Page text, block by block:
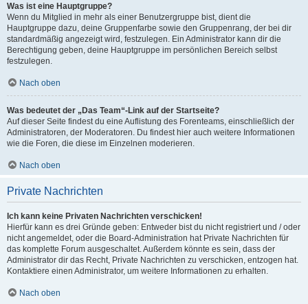
Was ist eine Hauptgruppe?
Wenn du Mitglied in mehr als einer Benutzergruppe bist, dient die
Hauptgruppe dazu, deine Gruppenfarbe sowie den Gruppenrang, der bei dir
standardmäßig angezeigt wird, festzulegen. Ein Administrator kann dir die
Berechtigung geben, deine Hauptgruppe im persönlichen Bereich selbst
festzulegen.
Nach oben
Was bedeutet der „Das Team“-Link auf der Startseite?
Auf dieser Seite findest du eine Auflistung des Forenteams, einschließlich der
Administratoren, der Moderatoren. Du findest hier auch weitere Informationen
wie die Foren, die diese im Einzelnen moderieren.
Nach oben
Private Nachrichten
Ich kann keine Privaten Nachrichten verschicken!
Hierfür kann es drei Gründe geben: Entweder bist du nicht registriert und / oder
nicht angemeldet, oder die Board-Administration hat Private Nachrichten für
das komplette Forum ausgeschaltet. Außerdem könnte es sein, dass der
Administrator dir das Recht, Private Nachrichten zu verschicken, entzogen hat.
Kontaktiere einen Administrator, um weitere Informationen zu erhalten.
Nach oben